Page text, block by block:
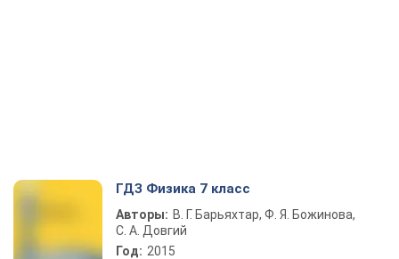
ГДЗ Физика 7 класс
Авторы: В. Г. Барьяхтар, Ф. Я. Божинова,
С. А. Довгий
Год: 2015